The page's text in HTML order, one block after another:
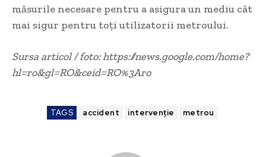
măsurile necesare pentru a asigura un mediu cât
mai sigur pentru toți utilizatorii metroului.
Sursa articol / foto: https://news.google.com/home?
hl=ro&gl=RO&ceid=RO%3Aro
TAGS accident intervenție metrou